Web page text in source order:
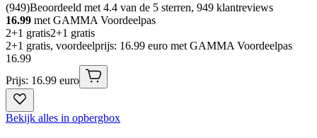
(949)Beoordeeld met 4.4 van de 5 sterren, 949 klantreviews
16.99 met GAMMA Voordeelpas
2+1 gratis2+1 gratis
2+1 gratis, voordeelprijs: 16.99 euro met GAMMA Voordeelpas
16.99
Prijs: 16.99 euro
Bekijk alles in opbergbox